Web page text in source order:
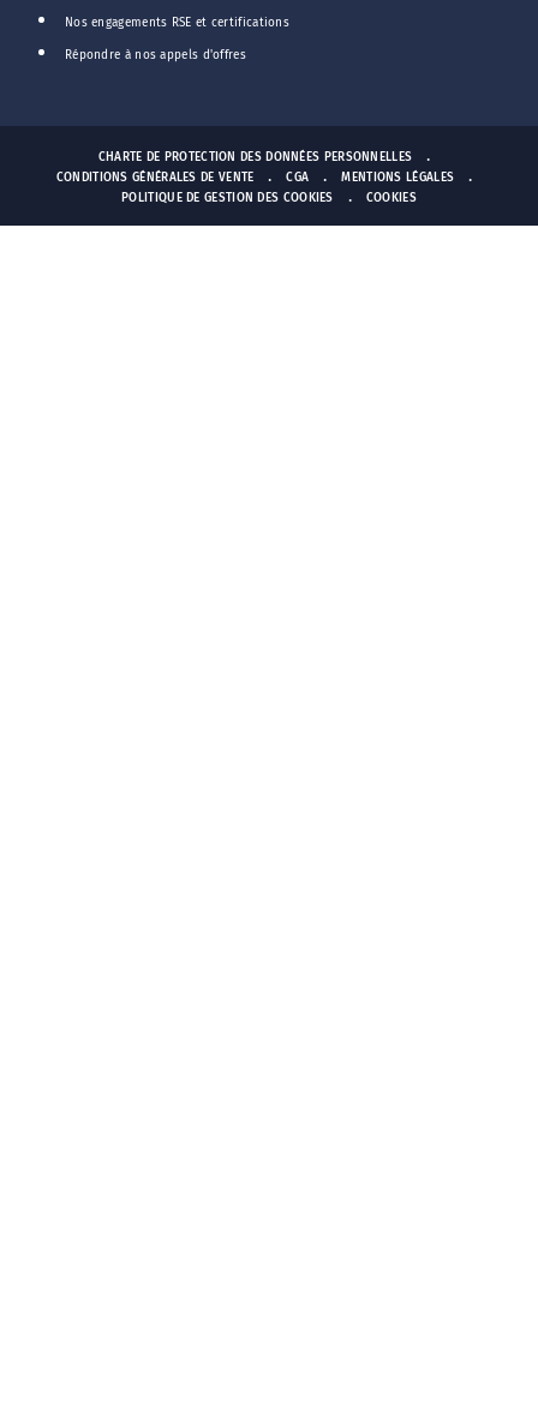
Nos engagements RSE et certifications
Répondre à nos appels d'offres
CHARTE DE PROTECTION DES DONNÉES PERSONNELLES
CONDITIONS GÉNÉRALES DE VENTE
CGA
MENTIONS LÉGALES
POLITIQUE DE GESTION DES COOKIES
COOKIES